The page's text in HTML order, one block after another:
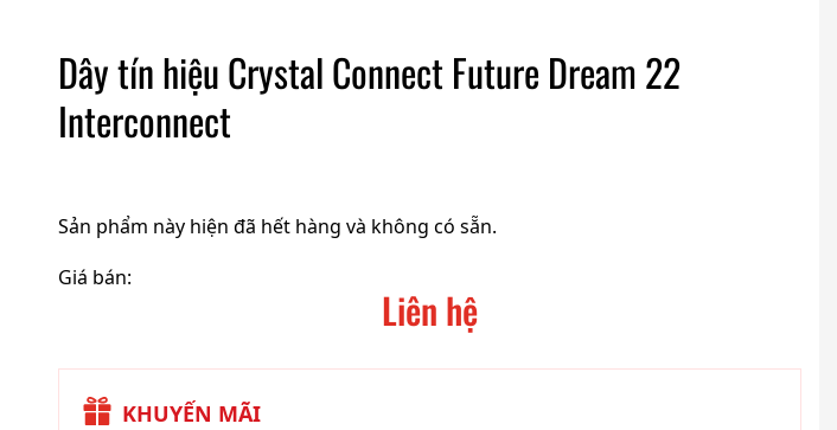
Dây tín hiệu Crystal Connect Future Dream 22
Interconnect
Sản phẩm này hiện đã hết hàng và không có sẵn.
Giá bán:
Liên hệ
KHUYẾN MÃI